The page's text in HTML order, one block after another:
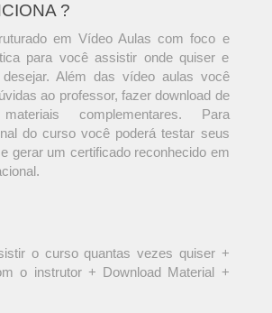
?
em Vídeo Aulas com foco e
para você assistir onde quiser e
Além das vídeo aulas você
ao professor, fazer download de
complementares. Para
do curso você poderá testar seus
gerar um certificado reconhecido em
o curso quantas vezes quiser +
o instrutor + Download Material +